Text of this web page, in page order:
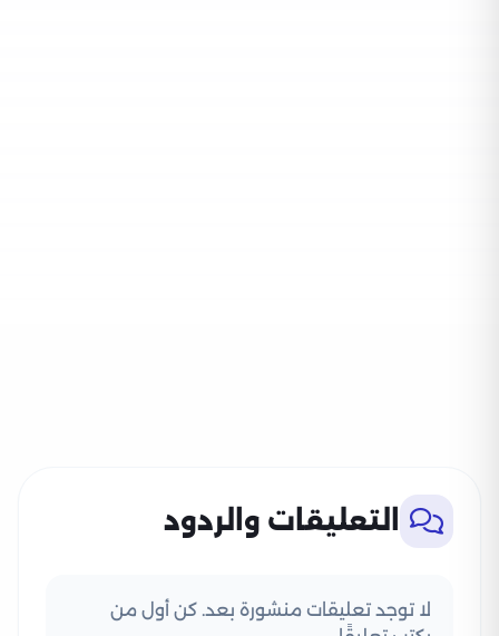
التعليقات والردود
لا توجد تعليقات منشورة بعد. كن أول من